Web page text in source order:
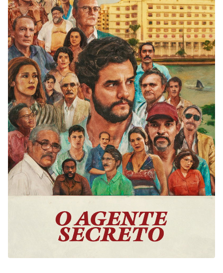
Vix+Original
Hulu
Apple tv+
DC
Peacock